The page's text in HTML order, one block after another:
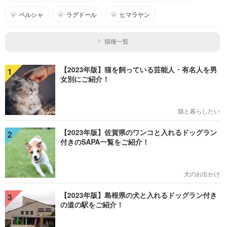
ペルシャ ラグドール ヒマラヤン
猫種一覧
1
【2023年版】猫を飼っている芸能人・有名人を男
女別にご紹介！
猫と暮らしたい
2
【2023年版】佐賀県のワンコと入れるドッグラン
付きのSAPA一覧をご紹介！
犬のお出かけ
3
【2023年版】島根県の犬と入れるドッグラン付き
の道の駅をご紹介！